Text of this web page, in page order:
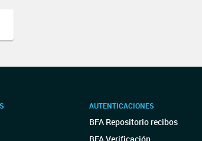
AUTENTICACIONES
BFA Repositorio recibos